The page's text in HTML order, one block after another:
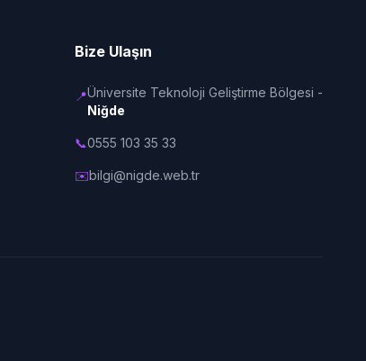
Bize Ulaşın
📍Üniversite Teknoloji Geliştirme Bölgesi -
Niğde
📞0555 103 35 33
✉️bilgi@nigde.web.tr